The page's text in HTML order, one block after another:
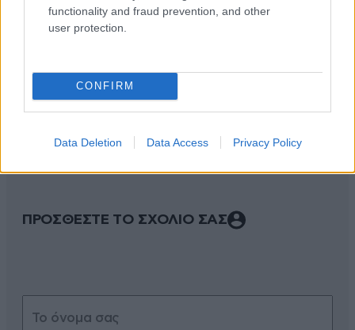
functionality and fraud prevention, and other
user protection.
CONFIRM
Data Deletion Data Access Privacy Policy
ΣΧΌΛΙΑ ΑΝΑΓΝΩΣΤΏΝ
ΠΡΟΣΘΕΣΤΕ ΤΟ ΣΧΟΛΙΟ ΣΑΣ